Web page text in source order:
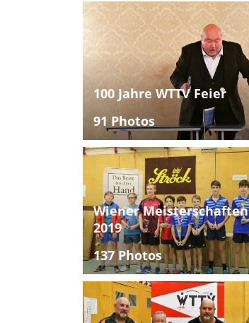
100 Jahre WTTV Feier
91 Photos
Wiener Meisterschaften
2019
137 Photos